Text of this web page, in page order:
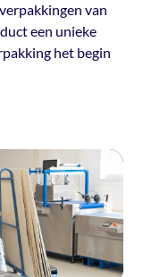
van
een unieke
het begin